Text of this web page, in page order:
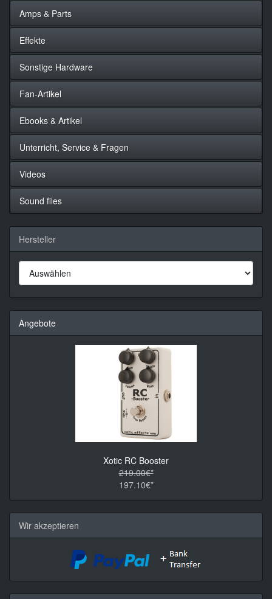
Amps & Parts
Effekte
Sonstige Hardware
Fan-Artikel
Ebooks & Artikel
Unterricht, Service & Fragen
Videos
Sound files
Hersteller
Angebote
Xotic RC Booster
219.00€*
197.10€*
Wir akzeptieren